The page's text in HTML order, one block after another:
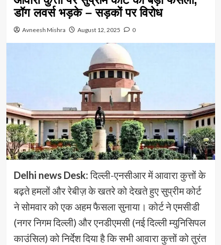
डॉग लवर्स भड़के – सड़कों पर विरोध
Avneesh Mishra August 12, 2025 0
Delhi news Desk:दिल्ली-एनसीआर में आवारा कुत्तों के
बढ़ते हमलों और रेबीज़ के खतरे को देखते हुए सुप्रीम कोर्ट
ने सोमवार को एक अहम फैसला सुनाया। कोर्ट ने एमसीडी
(नगर निगम दिल्ली) और एनडीएमसी (नई दिल्ली म्युनिसिपल
काउंसिल) को निर्देश दिया है कि सभी आवारा कुत्तों को तुरंत